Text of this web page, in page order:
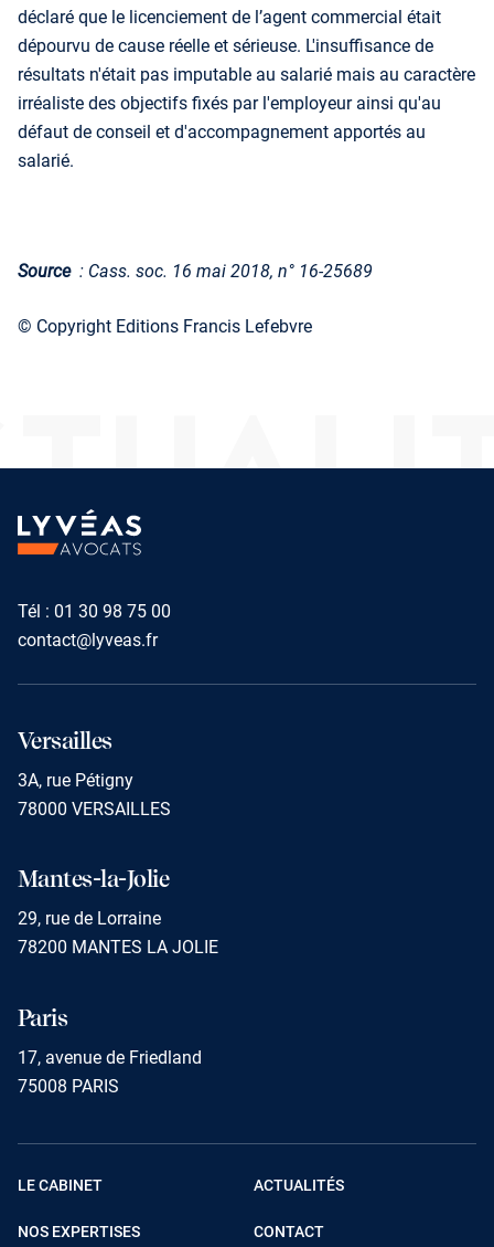
déclaré que le licenciement de l’agent commercial était
dépourvu de cause réelle et sérieuse. L'insuffisance de
résultats n'était pas imputable au salarié mais au caractère
irréaliste des objectifs fixés par l'employeur ainsi qu'au
défaut de conseil et d'accompagnement apportés au
salarié.
Source: Cass. soc. 16 mai 2018, n° 16-25689
© Copyright Editions Francis Lefebvre
Tél : 01 30 98 75 00
contact@lyveas.fr
Versailles
3A, rue Pétigny
78000 VERSAILLES
Mantes-la-Jolie
29, rue de Lorraine
78200 MANTES LA JOLIE
Paris
17, avenue de Friedland
75008 PARIS
LE CABINET
NOS EXPERTISES
ACTUALITÉS
CONTACT